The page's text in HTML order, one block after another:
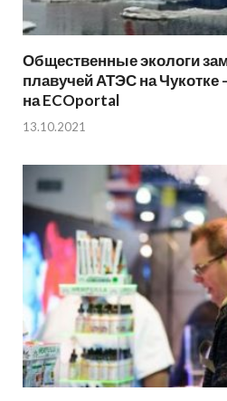
Общественные экологи
плавучей АТЭС на Чукотке
на ECOportal
13.10.2021